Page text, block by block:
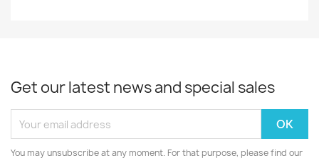
Get our latest news and special sales
You may unsubscribe at any moment. For that purpose, please find our